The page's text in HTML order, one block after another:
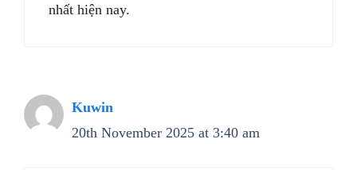
nhất hiện nay.
Kuwin
20th November 2025 at 3:40 am